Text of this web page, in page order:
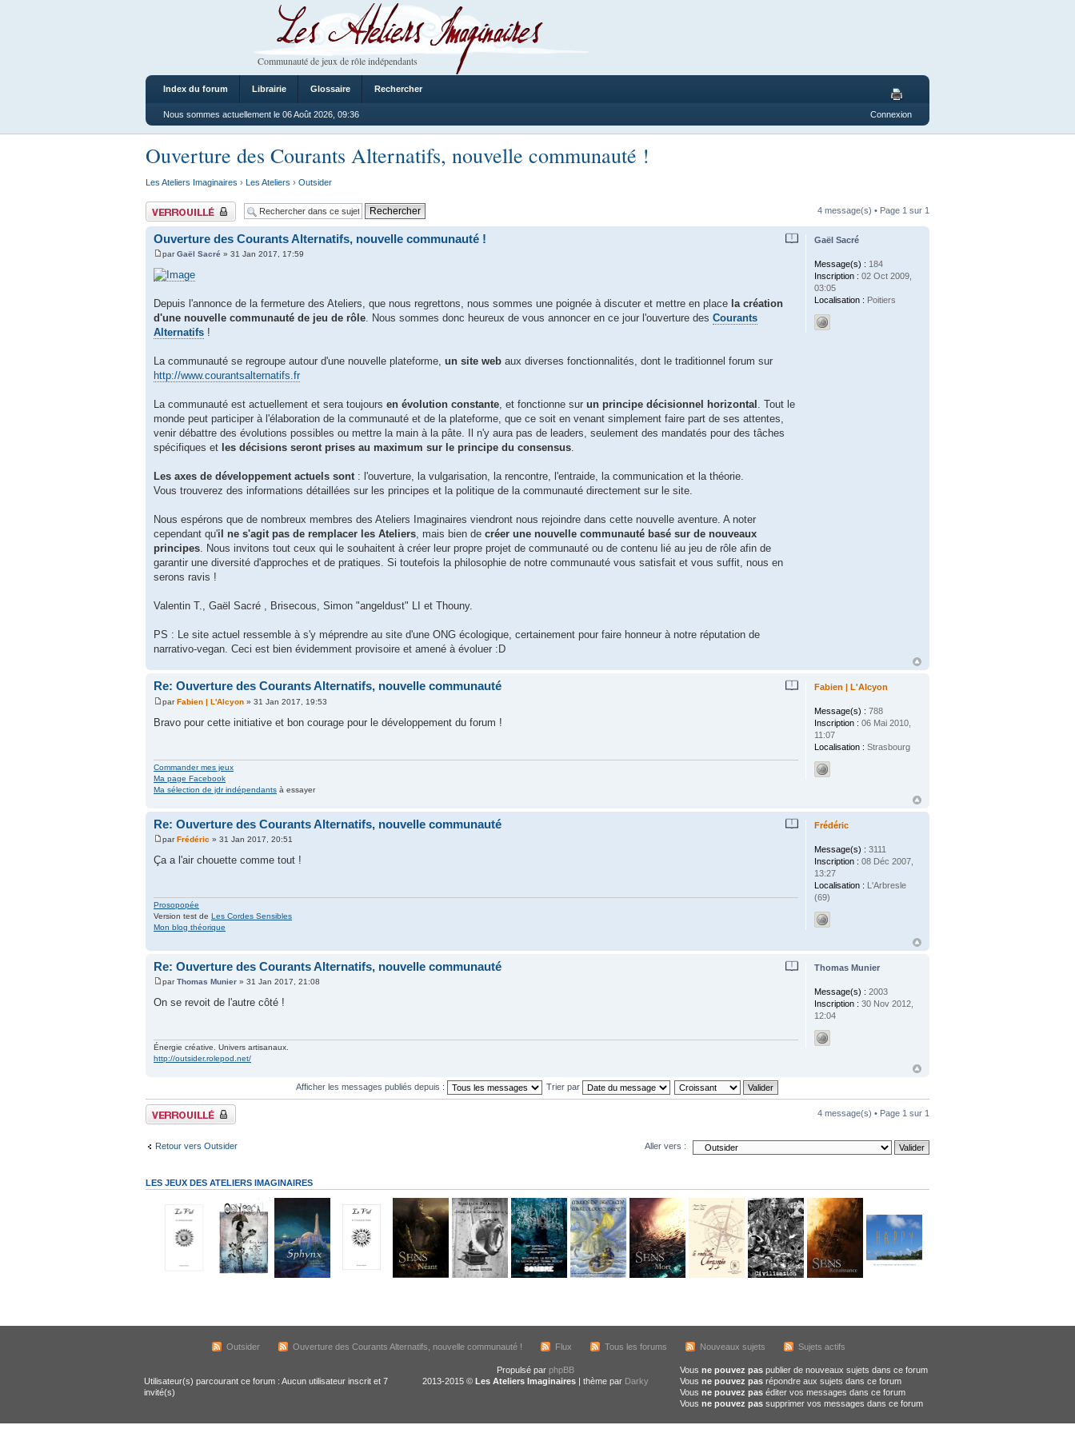
Les Ateliers Imaginaires
Communauté de jeux de rôle indépendants
Index du forum Librairie Glossaire Rechercher
Nous sommes actuellement le 06 Août 2026, 09:36 Connexion
Ouverture des Courants Alternatifs, nouvelle communauté !
Les Ateliers Imaginaires › Les Ateliers › Outsider
Sujet verrouillé 4 message(s) • Page 1 sur 1
Ouverture des Courants Alternatifs, nouvelle communauté !
parGaël Sacré » 31 Jan 2017, 17:59
Depuis l'annonce de la fermeture des Ateliers, que nous regrettons, nous sommes une poignée à discuter et mettre en place la création
d'une nouvelle communauté de jeu de rôle. Nous sommes donc heureux de vous annoncer en ce jour l'ouverture des Courants
Alternatifs !
La communauté se regroupe autour d'une nouvelle plateforme, un site web aux diverses fonctionnalités, dont le traditionnel forum sur
http://www.courantsalternatifs.fr
La communauté est actuellement et sera toujours en évolution constante, et fonctionne sur un principe décisionnel horizontal . Tout le
monde peut participer à l'élaboration de la communauté et de la plateforme, que ce soit en venant simplement faire part de ses attentes,
venir débattre des évolutions possibles ou mettre la main à la pâte. Il n'y aura pas de leaders, seulement des mandatés pour des tâches
spécifiques et les décisions seront prises au maximum sur le principe du consensus.
Les axes de développement actuels sont: l'ouverture, la vulgarisation, la rencontre, l'entraide, la communication et la théorie.
Vous trouverez des informations détaillées sur les principes et la politique de la communauté directement sur le site.
Nous espérons que de nombreux membres des Ateliers Imaginaires viendront nous rejoindre dans cette nouvelle aventure. A noter
cependant qu'il ne s'agit pas de remplacer les Ateliers, mais bien de créer une nouvelle communauté basé sur de nouveaux
principes. Nous invitons tout ceux qui le souhaitent à créer leur propre projet de communauté ou de contenu lié au jeu de rôle afin de
garantir une diversité d'approches et de pratiques. Si toutefois la philosophie de notre communauté vous satisfait et vous suffit, nous en
serons ravis !
Valentin T., Gaël Sacré , Brisecous, Simon "angeldust" LI et Thouny.
PS : Le site actuel ressemble à s'y méprendre au site d'une ONG écologique, certainement pour faire honneur à notre réputation de
narrativo-vegan. Ceci est bien évidemment provisoire et amené à évoluer :D
Gaël Sacré
Message(s) : 184
Inscription : 02 Oct 2009,
03:05
Localisation : Poitiers
Re: Ouverture des Courants Alternatifs, nouvelle communauté
parFabien | L'Alcyon » 31 Jan 2017, 19:53
Bravo pour cette initiative et bon courage pour le développement du forum !
Commander mes jeux
Ma page Facebook
Ma sélection de jdr indépendants à essayer
Fabien | L'Alcyon
Message(s) : 788
Inscription : 06 Mai 2010,
11:07
Localisation : Strasbourg
Re: Ouverture des Courants Alternatifs, nouvelle communauté
parFrédéric » 31 Jan 2017, 20:51
Ça a l'air chouette comme tout !
Prosopopée
Version test de Les Cordes Sensibles
Mon blog théorique
Frédéric
Message(s) : 3111
Inscription : 08 Déc 2007,
13:27
Localisation : L'Arbresle
(69)
Re: Ouverture des Courants Alternatifs, nouvelle communauté
parThomas Munier » 31 Jan 2017, 21:08
On se revoit de l'autre côté !
Énergie créative. Univers artisanaux.
http://outsider.rolepod.net/
Thomas Munier
Message(s) : 2003
Inscription : 30 Nov 2012,
12:04
Afficher les messages publiés depuis : Trier par
Sujet verrouillé 4 message(s) • Page 1 sur 1
Retour vers Outsider Aller vers :
LES JEUX DES ATELIERS IMAGINAIRES
Outsider Ouverture des Courants Alternatifs, nouvelle communauté ! Flux Tous les forums Nouveaux sujets Sujets actifs
Utilisateur(s) parcourant ce forum : Aucun utilisateur inscrit et 7
invité(s)
Vous ne pouvez paspublier de nouveaux sujets dans ce forum
Vous ne pouvez pasrépondre aux sujets dans ce forum
Vous ne pouvez paséditer vos messages dans ce forum
Vous ne pouvez passupprimer vos messages dans ce forum
Propulsé par phpBB
2013-2015 © Les Ateliers Imaginaires | thème par Darky